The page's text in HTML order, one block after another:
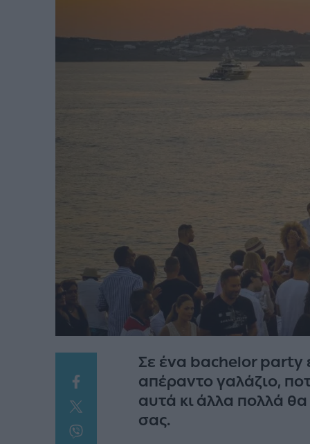
Σε ένα bachelor party
απέραντο γαλάζιο,
αυτά κι άλλα πολλά
σας.